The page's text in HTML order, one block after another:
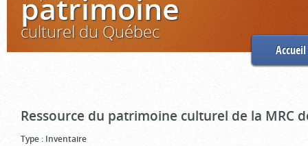
patrimoine
culturel du Québec
Accueil
Ressource du patrimoine culturel de la MRC
Type : Inventaire